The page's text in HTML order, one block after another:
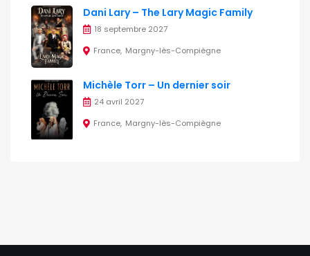
Dani Lary – The Lary Magic Family
18 septembre 2027
France Margny-lès-Compiègne
Michèle Torr – Un dernier soir
24 avril 2027
France Margny-lès-Compiègne